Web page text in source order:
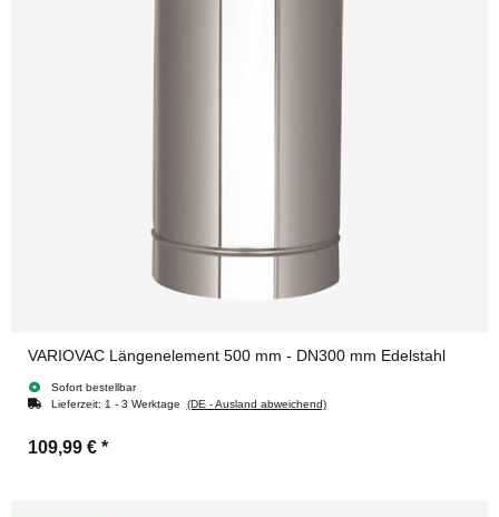
VARIOVAC Längenelement 500 mm - DN300 mm Edelstahl
Sofort bestellbar
Lieferzeit: 1 - 3 Werktage (DE - Ausland abweichend)
109,99 € *